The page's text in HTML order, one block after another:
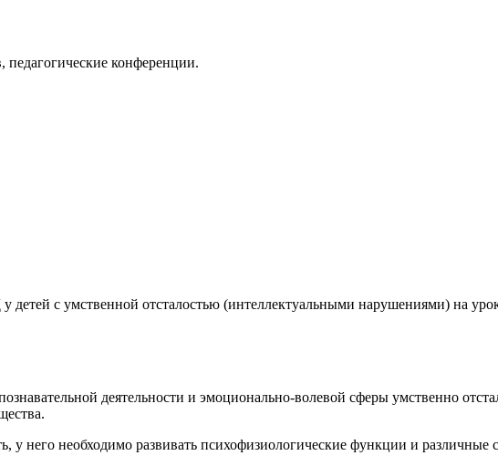
конференции.
с умственной отсталостью (интеллектуальными нарушениями) на
деятельности и эмоционально-волевой сферы умственно
у него необходимо развивать психофизиологические функции и различные